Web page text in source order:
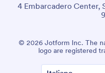
4 Embarcadero Center,
© 2026 Jotform Inc. The
logo are registered